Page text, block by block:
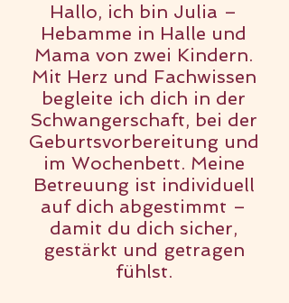
Hallo, ich bin Julia –
Hebamme in Halle und
Mama von zwei Kindern.
Mit Herz und Fachwissen
begleite ich dich in der
Schwangerschaft, bei der
Geburtsvorbereitung und
im Wochenbett. Meine
Betreuung ist individuell
auf dich abgestimmt –
damit du dich sicher,
gestärkt und getragen
fühlst.